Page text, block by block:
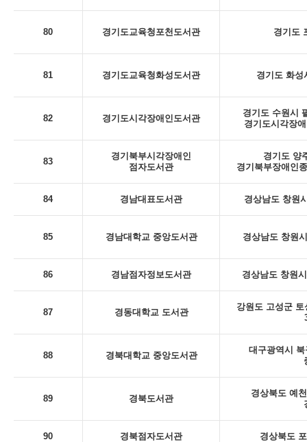
80 경기도교육청포천도서관 경기도
81 경기도교육청화성도서관 경기도 화성
82 경기도시각장애인도서관
경기도 수원시
경기도시각장
83
경기북부시각장애인
점자도서관
경기도 양
경기북부장애인
84 경남대표도서관 경상남도 창원
85 경남대학교 중앙도서관 경상남도 창원
86 경남점자정보도서관 경상남도 창원
87 경동대학교 도서관
강원도 고성군
88 경북대학교 중앙도서관
대구광역시
89 경북도서관
경상북도 예
90 경북점자도서관 경상북도